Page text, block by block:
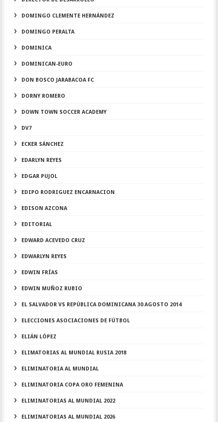
DOMINGO CLEMENTE HERNÁNDEZ
DOMINGO PERALTA
DOMINICA
DOMINICAN-EURO
DON BOSCO JARABACOA FC
DORNY ROMERO
DOWN TOWN SOCCER ACADEMY
DV7
ECKER SÁNCHEZ
EDARLYN REYES
EDGAR PUJOL
EDIPO RODRIGUEZ ENCARNACION
EDISON AZCONA
EDITORIAL
EDWARD ACEVEDO CRUZ
EDWARLYN REYES
EDWIN FRÍAS
EDWIN MUÑOZ RUBIO
EL SALVADOR VS REPÚBLICA DOMINICANA 30 AGOSTO 2014
ELECCIONES ASOCIACIONES DE FÚTBOL
ELIÁN LÓPEZ
ELIMATORIAS AL MUNDIAL RUSIA 2018
ELIMINATORIA AL MUNDIAL
ELIMINATORIA COPA ORO FEMENINA
ELIMINATORIAS AL MUNDIAL 2022
ELIMINATORIAS AL MUNDIAL 2026